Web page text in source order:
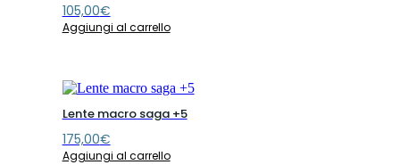
105,00€
Aggiungi al carrello
Lente macro saga +5
175,00€
Aggiungi al carrello